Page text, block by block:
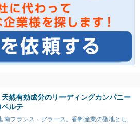
然有効成分のリーディングカンパニー
ルテ
南フランス・グラース。香料産業の聖地とし